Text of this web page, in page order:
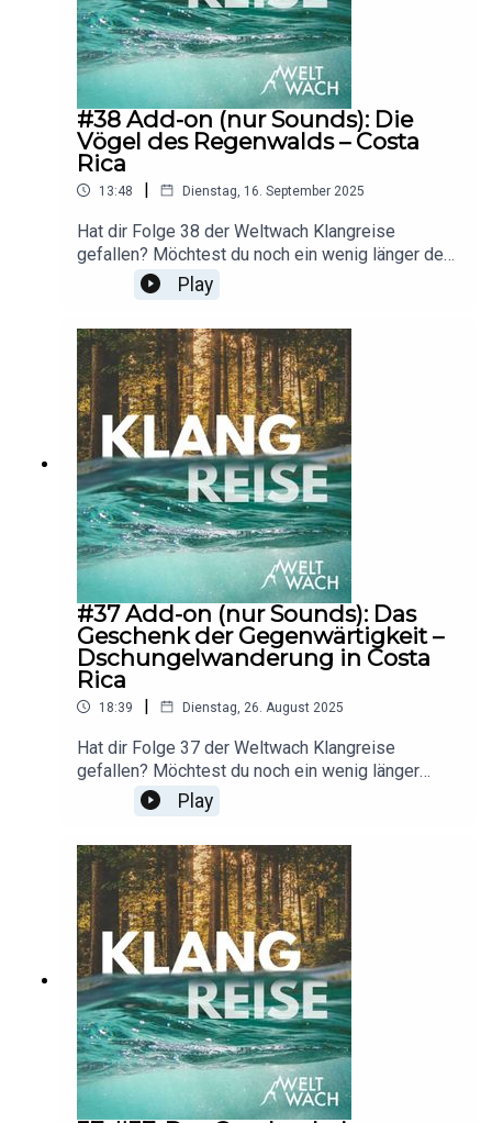
#38 Add-on (nur Sounds): Die
Vögel des Regenwalds – Costa
Rica
13:48 | Dienstag, 16. September 2025
Hat dir Folge 38 der Weltwach Klangreise
gefallen? Möchtest du noch ein wenig länger den
Vögeln des Dschungels in Costa Rica lauschen?
Dann genieße dieses Add-on zur Folge: nur
Musik.Aufnahmen und Postproduktion: Erik
Lorenz
Play
#37 Add-on (nur Sounds): Das
Geschenk der Gegenwärtigkeit –
Dschungelwanderung in Costa
Rica
18:39 | Dienstag, 26. August 2025
Hat dir Folge 37 der Weltwach Klangreise
gefallen? Möchtest du noch ein wenig länger
durch den Dschungel Costa Ricas schreiten?
Dann genieße dieses Add-on zur Folge: nur
Geräusche, ohne Erzählung, ohne
Musik.Aufnahmen und Postproduktion: Erik
Lorenz
Play